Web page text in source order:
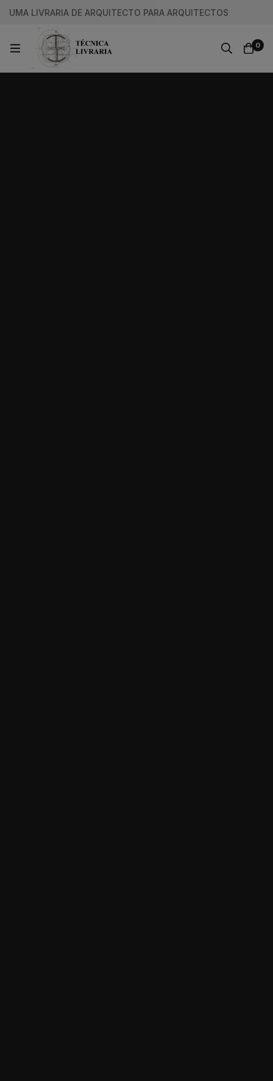
UMA LIVRARIA DE ARQUITECTO PARA ARQUITECTOS
0